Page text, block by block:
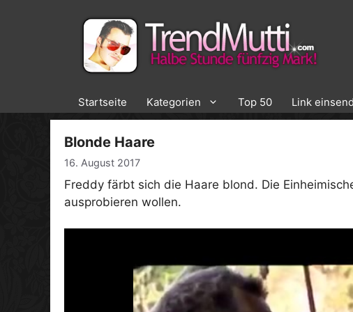
Startseite Kategorien Top 50 Link
Blonde Haare
16. August 2017
Freddy färbt sich die Haare blond. Die
ausprobieren wollen.